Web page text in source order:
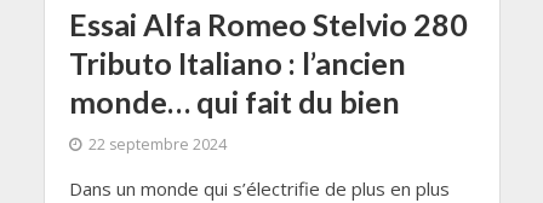
Essai Alfa Romeo Stelvio 280
Tributo Italiano : l’ancien
monde… qui fait du bien
22 septembre 2024
Dans un monde qui s’électrifie de plus en plus